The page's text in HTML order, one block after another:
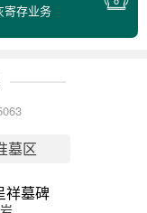
寄存业务
墓区
祥墓碑